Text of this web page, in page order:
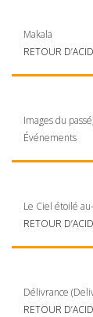
Makala
RETOUR D’ACID
Images du
Événements
Le Ciel étoilé
RETOUR D’ACID
Délivrance
RETOUR D’ACID